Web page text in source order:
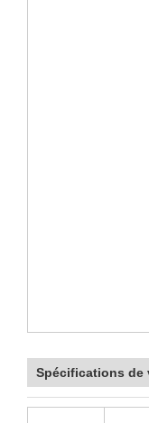
Spécifications de